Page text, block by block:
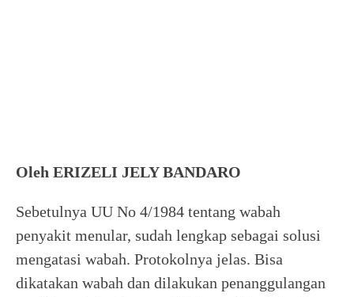
Oleh ERIZELI JELY BANDARO
Sebetulnya UU No 4/1984 tentang wabah
penyakit menular, sudah lengkap sebagai solusi
mengatasi wabah. Protokolnya jelas. Bisa
dikatakan wabah dan dilakukan penanggulangan